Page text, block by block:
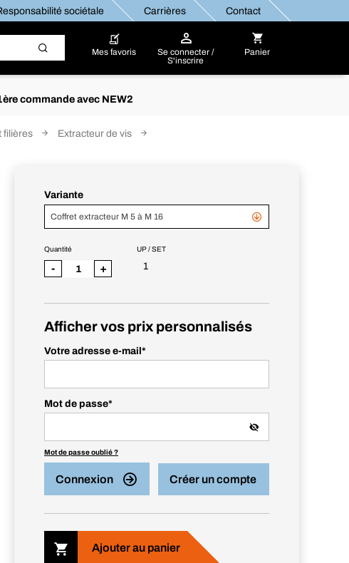
sociétale Carrières Contact
Mes favoris
Se connecter /
S'inscrire
Panier
commande avec NEW2
filières
Extracteur de vis
Variante
Coffret extracteur M 5 à M 16
UP / SET
1
Quantité
- +
Afficher vos prix personnalisés
Votre adresse e-mail *
Mot de passe*
Mot de passe oublié ?
Connexion Créer un compte
Ajouter au panier